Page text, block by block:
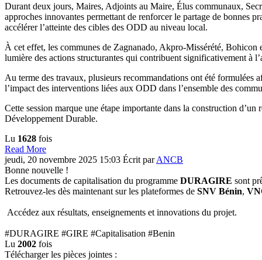
Durant deux jours, Maires, Adjoints au Maire, Élus communaux,
approches innovantes permettant de renforcer le partage de bonnes
accélérer l’atteinte des cibles des ODD au niveau local.
À cet effet, les communes de Zagnanado, Akpro-Missérété,
lumière des actions structurantes qui contribuent significativement à
Au terme des travaux, plusieurs recommandations ont été formulées
l’impact des interventions liées aux ODD dans l’ensemble des
Cette session marque une étape importante dans la construction
Développement Durable.
Lu 1628 fois
Read More
jeudi, 20 novembre 2025 15:03 Écrit parANCB
Bonne nouvelle !
Les documents de capitalisation du programme DURAGIRE sont
Retrouvez-les dès maintenant sur les plateformes de SNV Bénin,
Accédez aux résultats, enseignements et innovations du projet.
#DURAGIRE #GIRE #Capitalisation #Benin
Lu 2002 fois
Télécharger les pièces jointes :